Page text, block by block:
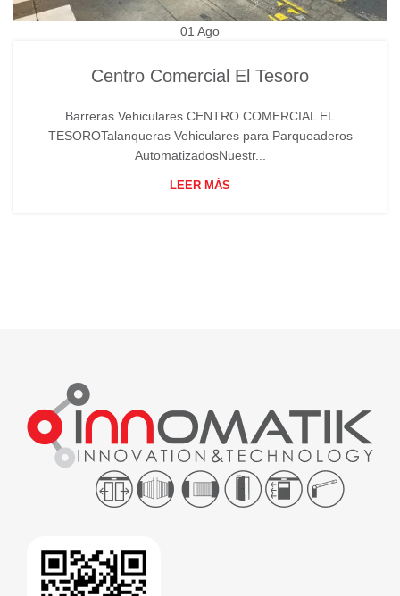
01 Ago
Centro Comercial El Tesoro
Barreras Vehiculares CENTRO COMERCIAL EL
TESOROTalanqueras Vehiculares para Parqueaderos
AutomatizadosNuestr...
LEER MÁS